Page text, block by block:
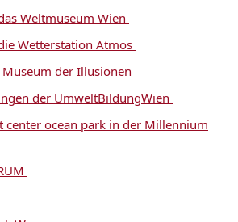
Weltmuseum Wien
Wetterstation Atmos
der Illusionen
der UmweltBildungWien
ocean park in der Millennium